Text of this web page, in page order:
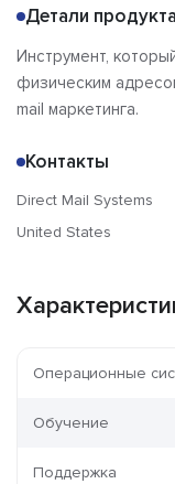
Детали продукта
Инструмент,
физическим
mail маркетинга.
Контакты
Direct Mail Systems
United States
Операционные
Обучение
Поддержка